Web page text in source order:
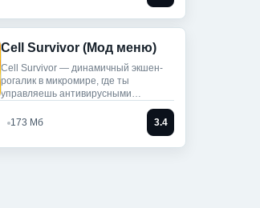
Cell Survivor (Мод меню)
Cell Survivor — динамичный экшен-
рогалик в микромире, где ты
управляешь антивирусными
173 Мб 3.4